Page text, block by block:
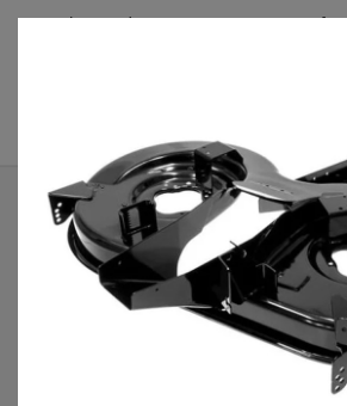
Plateaudecoupe.com : Trouver
Accueil
Plateau de
Plateau de coupe 92 cm 68304418
13AH785E684